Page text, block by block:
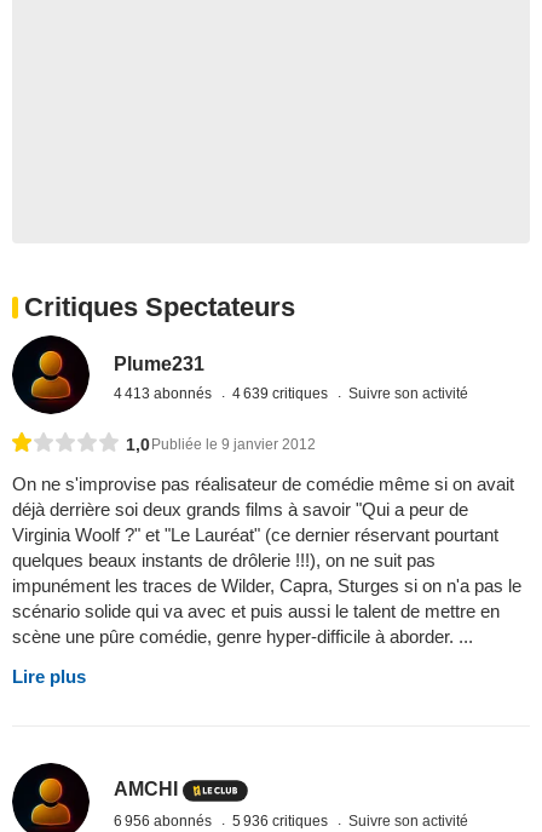
Critiques Spectateurs
Plume231
4 413 abonnés 4 639 critiques Suivre son activité
1,0Publiée le 9 janvier 2012
On ne s'improvise pas réalisateur de comédie même si on avait
déjà derrière soi deux grands films à savoir "Qui a peur de
Virginia Woolf ?" et "Le Lauréat" (ce dernier réservant pourtant
quelques beaux instants de drôlerie !!!), on ne suit pas
impunément les traces de Wilder, Capra, Sturges si on n'a pas le
scénario solide qui va avec et puis aussi le talent de mettre en
scène une pûre comédie, genre hyper-difficile à aborder. ...
Lire plus
AMCHI
6 956 abonnés 5 936 critiques Suivre son activité